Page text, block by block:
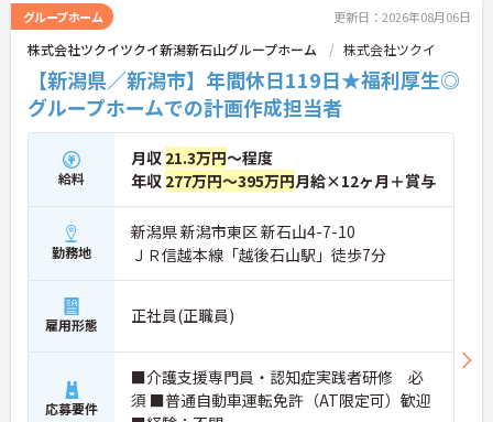
職へ昇格する事例も多数あり、腰を据えて長期的な
キャリア形成が可能です
ンの運用など、お客様と従業員の双方を守るリスク
マネジメントも徹底されています。今後は、ご家族
がオンラインで情報を確認できるシステムや、AIを
活用した相談サービスの導入など、IT技術を積極的
に取り入れ、在宅生活の質の向上と従業員の業務効
率化を両立する次世代型の介護サービスを追求して
いく方針です。安定した事業基盤と革新への意欲を
併せ持つ、長期的なキャリア形成に最適な法人で
す。
★おすすめPOINT★
【土日休み×残業月平均3時間！ワークライフバラ
ンスを大切にできる環境です】
・基本土日休みで年間休日116日が確保されており
す
・毎月付与されるリフレッシュ休暇を活用し連休の
取得も可能でプライベートの時間もしっかりと確保
・くるみん認定企業として未就学児向けのこども休
暇や育休取得実績など子育てと両立しやすい制度が
グループホーム 更新日：2026年08月06日
株式会社ツクイツクイ新潟新石山グループホーム 株式会社ツクイ
【新潟県／新潟市】年間休日119日★福利厚生◎
グループホームでの計画作成担当者
給料
月収 21.3万円～程度
年収 277万円～395万円月給×12ヶ月＋賞与
勤務地
新潟県 新潟市東区 新石山4-7-10
ＪＲ信越本線「越後石山駅」徒歩7分
雇用形態 正社員(正職員)
応募要件
■介護支援専門員・認知症実践者研修 必
須 ■普通自動車運転免許（AT限定可）歓迎